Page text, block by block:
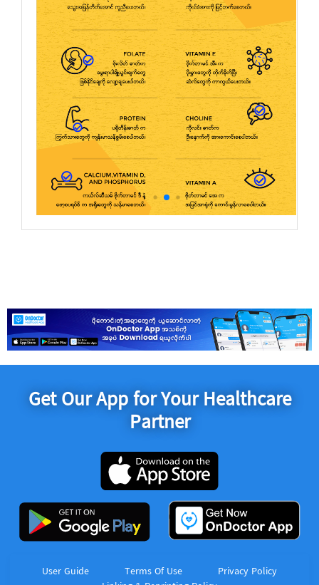
Get Our App for Your Healthcare
Partner
User Guide Terms Of Use
Privacy Policy